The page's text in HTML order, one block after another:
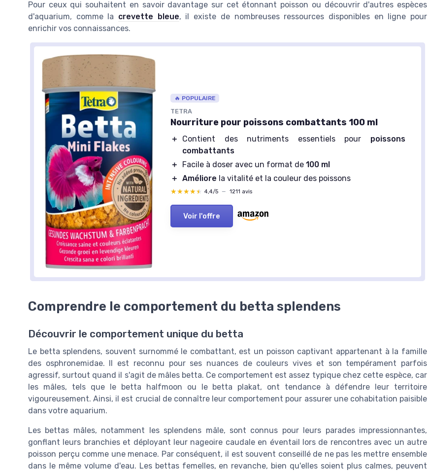
Pour ceux qui souhaitent en savoir davantage sur cet étonnant poisson ou découvrir d'autres espèces
d'aquarium, comme la crevette bleue, il existe de nombreuses ressources disponibles en ligne pour
enrichir vos connaissances.
🔥 POPULAIRE
TETRA
Nourriture pour poissons combattants 100 ml
＋ Contient des nutriments essentiels pour poissons
combattants
＋
Facile à doser avec un format de100 ml
＋ Améliore la vitalité et la couleur des poissons
★★★★★
★★★★★ 4,4/5 — 1211 avis
Voir l'offre
Comprendre le comportement du betta splendens
Découvrir le comportement unique du betta
Le betta splendens, souvent surnommé le combattant, est un poisson captivant appartenant à la famille
des osphronemidae. Il est reconnu pour ses nuances de couleurs vives et son tempérament parfois
agressif, surtout quand il s'agit de mâles betta. Ce comportement est assez typique chez cette espèce, car
les mâles, tels que le betta halfmoon ou le betta plakat, ont tendance à défendre leur territoire
vigoureusement. Ainsi, il est crucial de connaître leur comportement pour assurer une cohabitation paisible
dans votre aquarium.
Les bettas mâles, notamment les splendens mâle, sont connus pour leurs parades impressionnantes,
gonflant leurs branchies et déployant leur nageoire caudale en éventail lors de rencontres avec un autre
poisson perçu comme une menace. Par conséquent, il est souvent conseillé de ne pas les mettre ensemble
dans le même volume d'eau. Les bettas femelles, en revanche, bien qu'elles soient plus calmes, peuvent